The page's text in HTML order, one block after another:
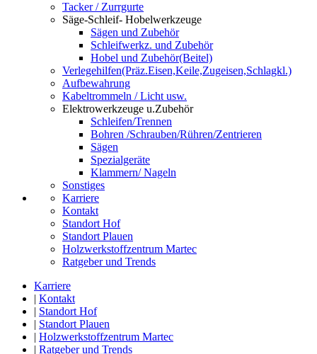
Tacker / Zurrgurte
Säge-Schleif- Hobelwerkzeuge
Sägen und Zubehör
Schleifwerkz. und Zubehör
Hobel und Zubehör(Beitel)
Verlegehilfen(Präz.Eisen,Keile,Zugeisen,Schlagkl.)
Aufbewahrung
Kabeltrommeln / Licht usw.
Elektrowerkzeuge u.Zubehör
Schleifen/Trennen
Bohren /Schrauben/Rühren/Zentrieren
Sägen
Spezialgeräte
Klammern/ Nageln
Sonstiges
Karriere
Kontakt
Standort Hof
Standort Plauen
Holzwerkstoffzentrum Martec
Ratgeber und Trends
Karriere
| Kontakt
| Standort Hof
| Standort Plauen
| Holzwerkstoffzentrum Martec
| Ratgeber und Trends